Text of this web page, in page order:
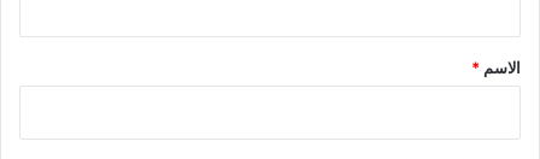
*
الاسم *